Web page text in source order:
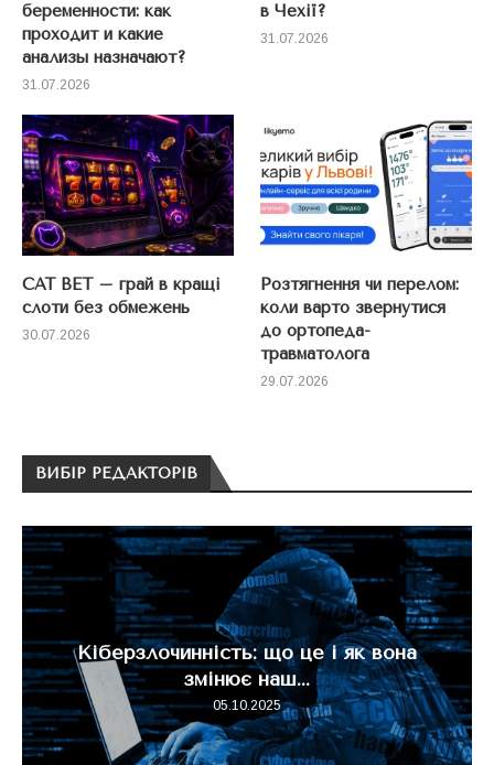
беременности: как
проходит и какие
анализы назначают?
31.07.2026
в Чехії?
31.07.2026
CAT BET – грай в кращі
слоти без обмежень
30.07.2026
Розтягнення чи перелом:
коли варто звернутися
до ортопеда-
травматолога
29.07.2026
ВИБІР РЕДАКТОРІВ
Кіберзлочинність: що це і як вона
змінює наш...
05.10.2025